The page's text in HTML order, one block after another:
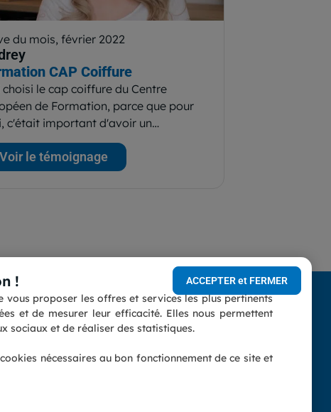
du mois, février 2022
CAP Coiffure
le cap coiffure du Centre
de Formation, parce que pour
c'était important d'avoir un…
Voir le témoignage
conforme
Vous êtes un professionnel ?
association...)
!
proposer les offres et services les plus pertinents
et de mesurer leur efficacité. Elles nous permettent
sociaux et de réaliser des statistiques.
nécessaires au bon fonctionnement de ce site et
ACCEPTER et FERMER